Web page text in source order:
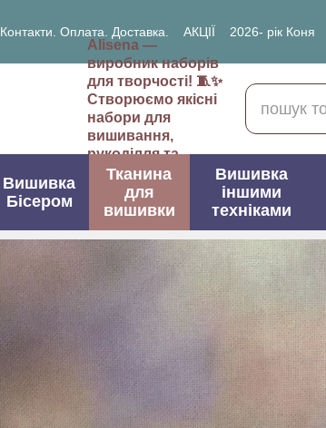
Контакти. Оплата. Доставка. АКЦІЇ
2026- рік Коня
Alisena —
виробник наборів
для творчості! 🧵✨
Створюємо якісні
набори для
вишивання,
рукоділля та
творчих проектів.
Вишивка
Бісером
Тканина
для
вишивки
Вишивка
іншими
техніками